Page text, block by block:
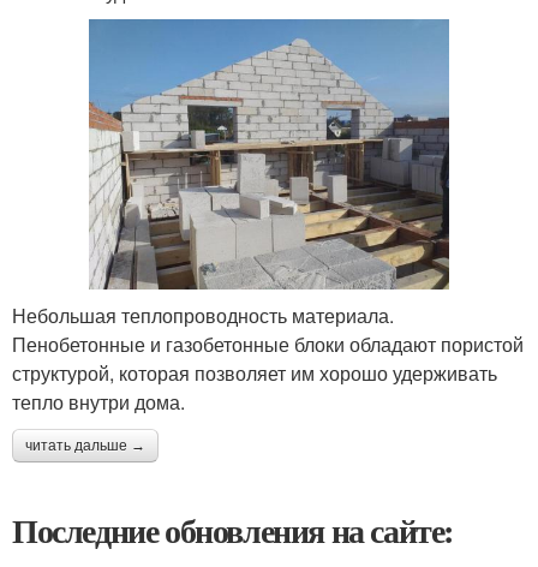
Небольшая теплопроводность материала.
Пенобетонные и газобетонные блоки обладают пористой
структурой, которая позволяет им хорошо удерживать
тепло внутри дома.
читать дальше →
Последние обновления на сайте: